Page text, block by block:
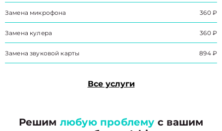
Замена микрофона 360 ₽
Замена кулера 360 ₽
Замена звуковой карты 894 ₽
Все услуги
Решим любую проблему с вашим